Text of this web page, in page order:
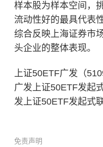
样本股为样本空间，
流动性好的最具代表
综合反映上海证券市
头企业的整体表现。
上证50ETF广发（
广发上证50ETF发起
发上证50ETF发起式
免责声明